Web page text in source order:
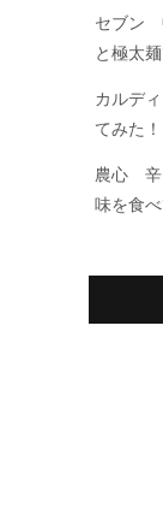
セブン
と極太
カルデ
てみた！
農心 辛
味を食